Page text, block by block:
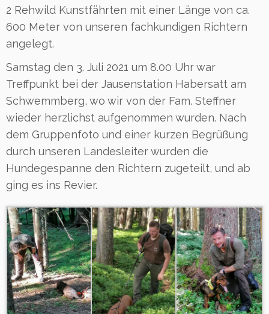
2 Rehwild Kunstfährten mit einer Länge von ca.
600 Meter von unseren fachkundigen Richtern
angelegt.
Samstag den 3. Juli 2021 um 8.00 Uhr war
Treffpunkt bei der Jausenstation Habersatt am
Schwemmberg, wo wir von der Fam. Steffner
wieder herzlichst aufgenommen wurden. Nach
dem Gruppenfoto und einer kurzen Begrüßung
durch unseren Landesleiter wurden die
Hundegespanne den Richtern zugeteilt, und ab
ging es ins Revier.